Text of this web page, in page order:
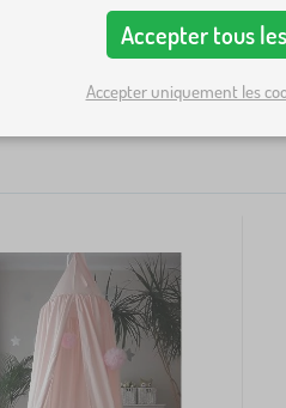
1
Accepter tous
Accepter uniquement les